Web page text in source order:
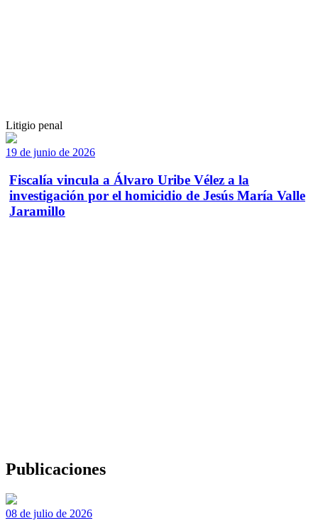
Litigio penal
19 de junio de 2026
Fiscalía vincula a Álvaro Uribe Vélez a la
investigación por el homicidio de Jesús María Valle
Jaramillo
Publicaciones
08 de julio de 2026